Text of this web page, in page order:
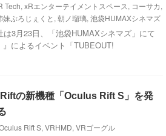
Tech, xRエンターテイメントスペース, コーサカ,
妹ぷろじぇくと , 朝ノ瑠璃, 池袋HUMAXシネマズ
3月23日、「池袋HUMAXシネマズ」にて
によるイベント「TUBEOUT!
の新機種「Oculus Rift S」を発
Rift S, VRHMD, VRゴーグル